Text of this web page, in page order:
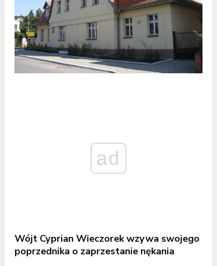
ad
Wójt Cyprian Wieczorek wzywa swojego
poprzednika o zaprzestanie nękania